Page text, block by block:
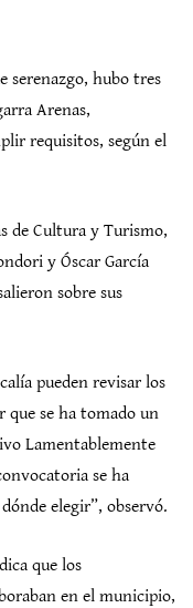
serenazgo, hubo tres
Arenas,
requisitos, según el
de Cultura y Turismo,
y Óscar García
sobre sus
pueden revisar los
que se ha tomado un
Lamentablemente
se ha
elegir”, observó.
que los
en el municipio,